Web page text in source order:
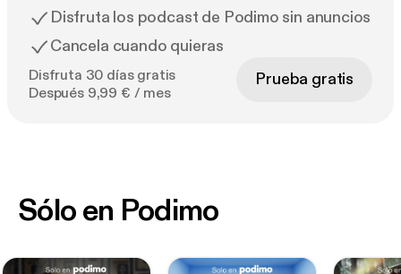
Disfruta los podcast de Podimo sin anuncios
Cancela cuando quieras
Disfruta 30 días gratis
Después 9,99 € / mes
Prueba gratis
Sólo en Podimo